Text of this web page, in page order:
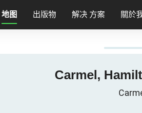
地图 出版物 解决 方案 關於
Carmel,